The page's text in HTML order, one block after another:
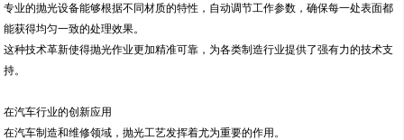
专业的抛光设备能够根据不同材质的特性，自动调节工作参数，确保每一处表面都
能获得均匀一致的处理效果。
这种技术革新使得抛光作业更加精准可靠，为各类制造行业提供了强有力的技术支
持。
在汽车行业的创新应用
在汽车制造和维修领域，抛光工艺发挥着尤为重要的作用。